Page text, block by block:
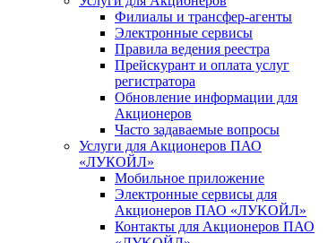
Филиалы и трансфер-агенты
Электронные сервисы
Правила ведения реестра
Прейскурант и оплата услуг
регистратора
Обновление информации для
Акционеров
Часто задаваемые вопросы
Услуги для Акционеров ПАО
«ЛУКОЙЛ»
Мобильное приложение
Электронные сервисы для
Акционеров ПАО «ЛУKOЙЛ»
Контакты для Акционеров ПАО